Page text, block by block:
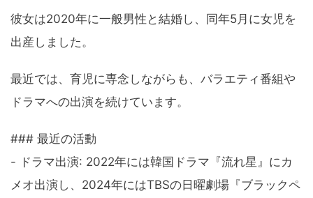
彼女は2020年に一般男性と結婚し、同年5月に女児を
出産しました。
最近では、育児に専念しながらも、バラエティ番組や
ドラマへの出演を続けています。
### 最近の活動
- ドラマ出演: 2022年には韓国ドラマ『流れ星』にカ
メオ出演し、2024年にはTBSの日曜劇場『ブラックペ